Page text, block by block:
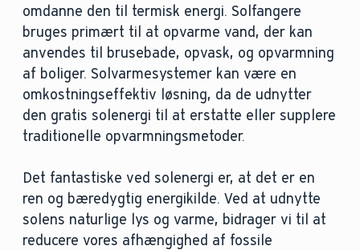
omdanne den til termisk energi. Solfangere
bruges primært til at opvarme vand, der kan
anvendes til brusebade, opvask, og opvarmning
af boliger. Solvarmesystemer kan være en
omkostningseffektiv løsning, da de udnytter
den gratis solenergi til at erstatte eller supplere
traditionelle opvarmningsmetoder.
Det fantastiske ved solenergi er, at det er en
ren og bæredygtig energikilde. Ved at udnytte
solens naturlige lys og varme, bidrager vi til at
reducere vores afhængighed af fossile